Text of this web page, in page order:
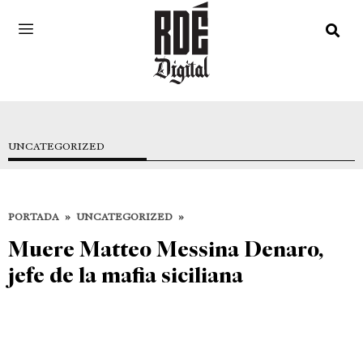
UNCATEGORIZED
PORTADA » UNCATEGORIZED »
Muere Matteo Messina Denaro,
jefe de la mafia siciliana